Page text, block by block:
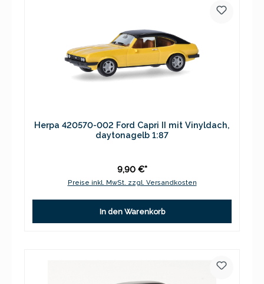
Herpa 420570-002 Ford Capri II mit Vinyldach,
daytonagelb 1:87
9,90 €*
Preise inkl. MwSt. zzgl. Versandkosten
In den Warenkorb